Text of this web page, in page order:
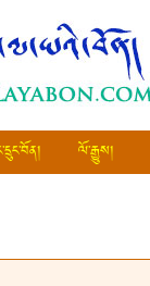
ལོ་རྒྱུས།